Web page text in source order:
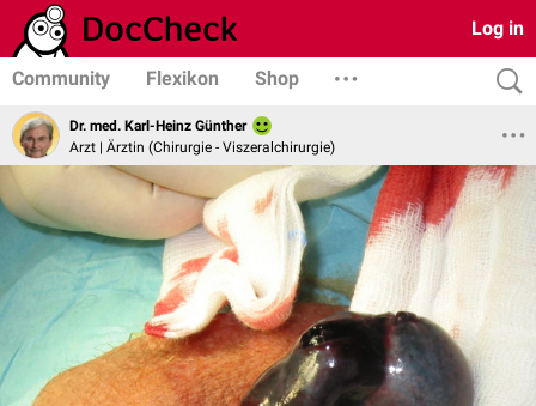
Log in
Community Flexikon Shop
Dr. med. Karl-Heinz Günther
Arzt | Ärztin (Chirurgie - Viszeralchirurgie)